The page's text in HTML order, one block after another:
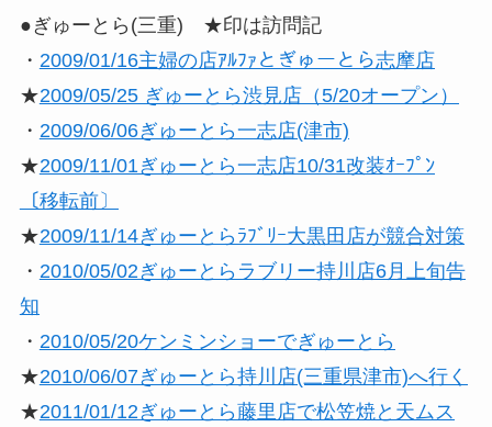
●ぎゅーとら(三重) ★印は訪問記
・ 2009/01/16主婦の店ｱﾙﾌｧとぎゅーとら志摩店
★2009/05/25 ぎゅーとら渋見店（5/20オープン）
・ 2009/06/06ぎゅーとら一志店(津市)
★2009/11/01ぎゅーとら一志店10/31改装ｵｰﾌﾟﾝ
〔移転前〕
★2009/11/14ぎゅーとらﾗﾌﾞﾘｰ大黒田店が競合対策
・ 2010/05/02ぎゅーとらラブリー持川店6月上旬告
知
・ 2010/05/20ケンミンショーでぎゅーとら
★2010/06/07ぎゅーとら持川店(三重県津市)へ行く
★2011/01/12ぎゅーとら藤里店で松笠焼と天ムス